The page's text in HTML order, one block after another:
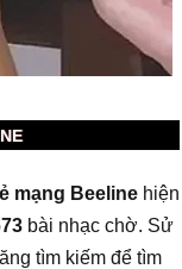
mạng Beeline hiện
bài nhạc chờ. Sử
tìm kiếm để tìm